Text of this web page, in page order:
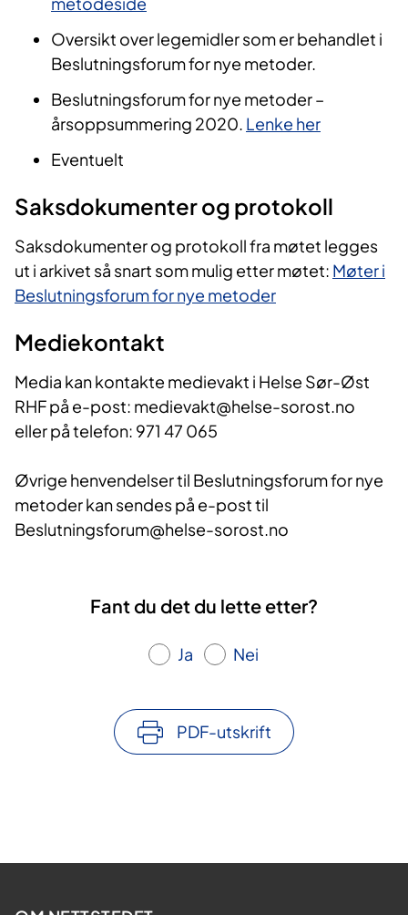
Oversikt over legemidler som er behandlet i
Beslutningsforum for nye metoder.
Beslutningsforum for nye metoder –
årsoppsummering 2020. Lenke her
Eventuelt
Saksdokumenter og protokoll
Saksdokumenter og protokoll fra møtet legges
ut i arkivet så snart som mulig etter møtet: Møter i
Beslutningsforum for nye metoder
Mediekontakt
Media kan kontakte medievakt i Helse Sør-Øst
RHF på e-post: medievakt@helse-sorost.no
eller på telefon: 971 47 065
Øvrige henvendelser til Beslutningsforum for nye
metoder kan sendes på e-post til
Beslutningsforum@helse-sorost.no
Fant du det du lette etter?
Ja Nei
PDF-utskrift